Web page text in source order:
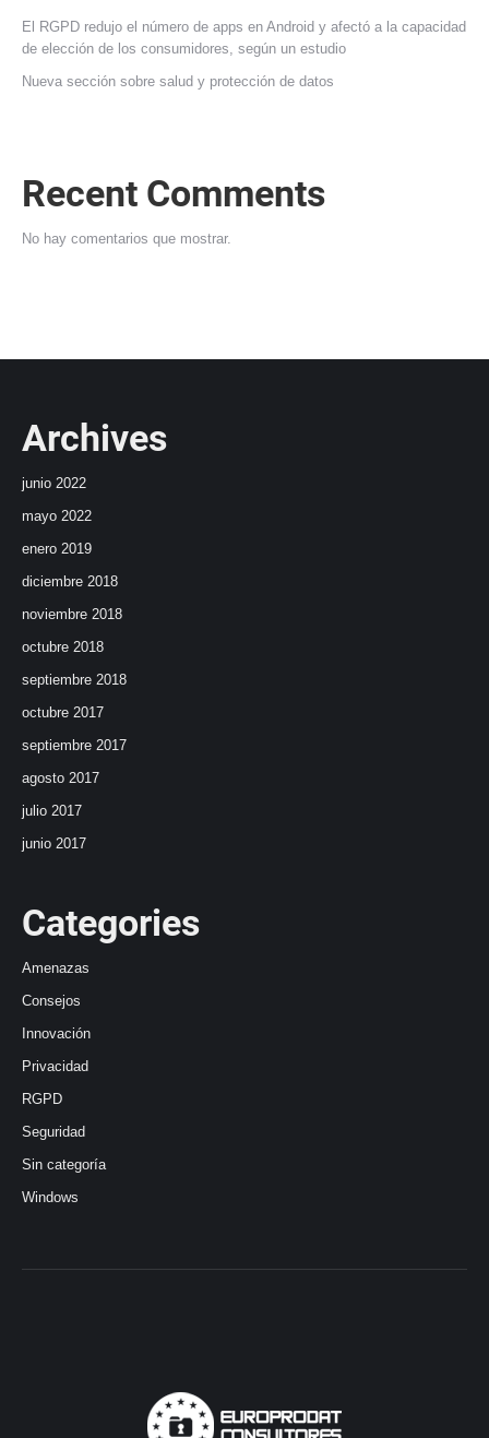
El RGPD redujo el número de apps en Android y afectó a la capacidad
de elección de los consumidores, según un estudio
Nueva sección sobre salud y protección de datos
Recent Comments
No hay comentarios que mostrar.
Archives
junio 2022
mayo 2022
enero 2019
diciembre 2018
noviembre 2018
octubre 2018
septiembre 2018
octubre 2017
septiembre 2017
agosto 2017
julio 2017
junio 2017
Categories
Amenazas
Consejos
Innovación
Privacidad
RGPD
Seguridad
Sin categoría
Windows